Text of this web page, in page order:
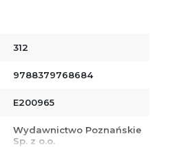
312
9788379768684
E200965
Wydawnictwo Poznańskie
Sp. z o.o.